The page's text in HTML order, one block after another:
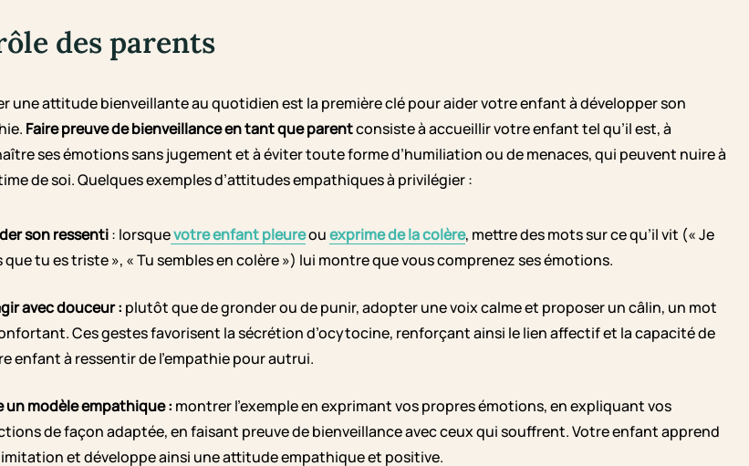
des parents
une attitude bienveillante au quotidien est la première clé pour aider votre enfant à développer son
Faire preuve de bienveillance en tant que parentconsiste à accueillir votre enfant tel qu’il est, à
ses émotions sans jugement et à éviter toute forme d’humiliation ou de menaces, qui peuvent nuire à
de soi. Quelques exemples d’attitudes empathiques à privilégier :
son ressenti: lorsquevotre enfant pleureouexprime de la colère, mettre des mots sur ce qu’il vit (« Je
que tu es triste », « Tu sembles en colère ») lui montre que vous comprenez ses émotions.
avec douceur : plutôt que de gronder ou de punir, adopter une voix calme et proposer un câlin, un mot
Ces gestes favorisent la sécrétion d’ocytocine, renforçant ainsi le lien affectif et la capacité de
enfant à ressentir de l’empathie pour autrui.
un modèle empathique : montrer l’exemple en exprimant vos propres émotions, en expliquant vos
de façon adaptée, en faisant preuve de bienveillance avec ceux qui souffrent. Votre enfant apprend
et développe ainsi une attitude empathique et positive.